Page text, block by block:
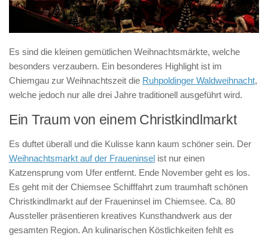
Es sind die kleinen gemütlichen Weihnachtsmärkte, welche
besonders verzaubern. Ein besonderes Highlight ist im
Chiemgau zur Weihnachtszeit die Ruhpoldinger Waldweihnacht,
welche jedoch nur alle drei Jahre traditionell ausgeführt wird.
Ein Traum von einem Christkindlmarkt
Es duftet überall und die Kulisse kann kaum schöner sein. Der
Weihnachtsmarkt auf der Fraueninsel ist nur einen
Katzensprung vom Ufer entfernt. Ende November geht es los.
Es geht mit der Chiemsee Schifffahrt zum traumhaft schönen
Christkindlmarkt auf der Fraueninsel im Chiemsee. Ca. 80
Aussteller präsentieren kreatives Kunsthandwerk aus der
gesamten Region. An kulinarischen Köstlichkeiten fehlt es